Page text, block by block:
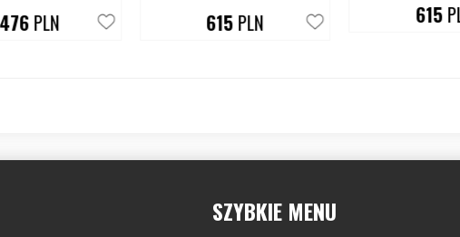
PLN 615PLN 615PLN
SZYBKIE MENU